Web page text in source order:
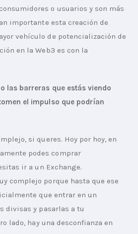
o usuarios y son más
importante esta creación de
vehículo de potencialización de
en la Web3 es con la
las barreras que estás viendo
el impulso que podrían
si queres. Hoy por hoy, en
podes comprar
ir a un Exchange.
complejo porque hasta que ese
que entrar en un
divisas y pasarlas a tu
lado, hay una desconfianza en